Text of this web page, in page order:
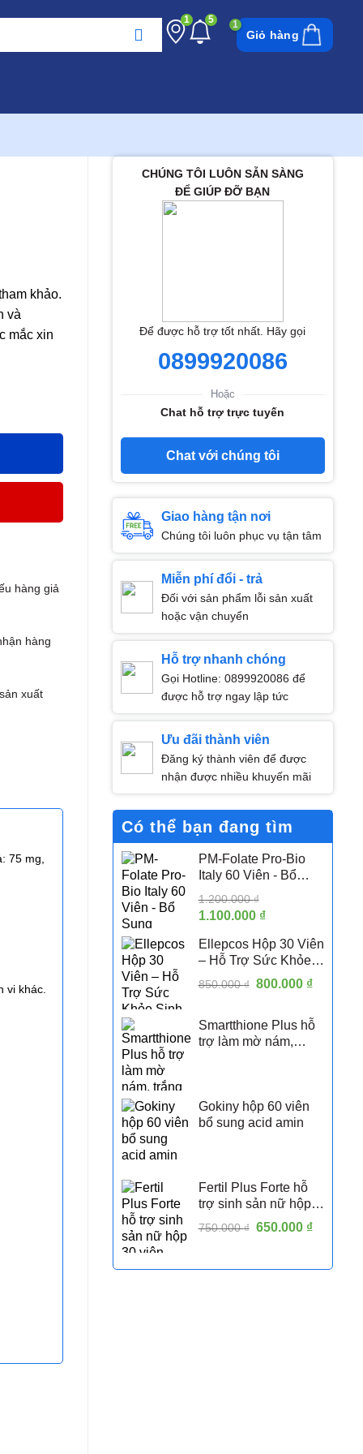
1 5
Giỏ hàng
CHÚNG TÔI LUÔN SẴN SÀNG
ĐỂ GIÚP ĐỠ BẠN
Để được hỗ trợ tốt nhất. Hãy gọi
0899920086
Hoặc
Chat hỗ trợ trực tuyến
Chat với chúng tôi
Giao hàng tận nơi
Chúng tôi luôn phục vụ tận tâm
Miễn phí đổi - trả
Đối với sản phẩm lỗi sản xuất
hoặc vận chuyển
Hỗ trợ nhanh chóng
Gọi Hotline: 0899920086 để
được hỗ trợ ngay lập tức
Ưu đãi thành viên
Đăng ký thành viên để được
nhận được nhiều khuyến mãi
Có thể bạn đang tìm
PM-Folate Pro-Bio
Italy 60 Viên - Bổ
Tính 5-MTHF Hỗ Trợ
Sức Khỏe Sinh Sản
Nữ
1.200.000₫
Giá
là:
1.200.000 ₫.
1.100.000 ₫Giá
tại
là:
1.100.000 ₫.
Ellepcos Hộp 30 Viên
– Hỗ Trợ Sức Khỏe
Sinh Sản Nữ, Hỗ Trợ
Phụ Nữ PCOS
850.000₫ Giá
850.000 ₫.
800.000 ₫
tại
Smartthione Plus hỗ
trợ làm mờ nám,
Gokiny hộp 60 viên
bổ sung acid amin
Fertil Plus Forte hỗ
trợ sinh sản nữ hộp
750.000₫ Giá
650.000 ₫
khảo.
và
mắc xin
hàng giả
hàng
xuất
75 mg,
vi khác.